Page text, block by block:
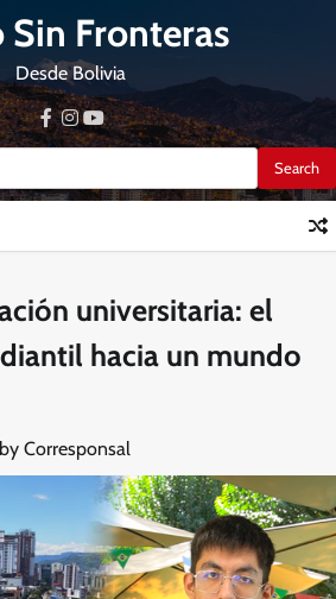
Sin Fronteras
Desde Bolivia
facebook
instagram
youtube
universitaria: el
hacia un mundo
by Corresponsal